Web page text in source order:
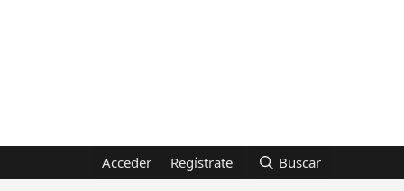
Acceder Regístrate Buscar